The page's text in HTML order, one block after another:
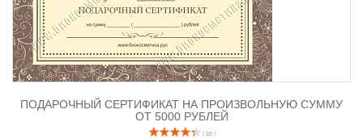
ПОДАРОЧНЫЙ СЕРТИФИКАТ НА ПРОИЗВОЛЬНУЮ СУММУ
ОТ 5000 РУБЛЕЙ
( 20 )